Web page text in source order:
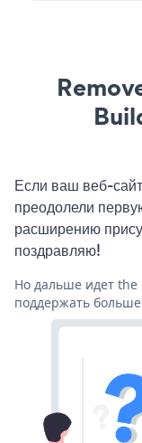
Если ваш веб-
преодолели
расширению
поздравляю!
Но дальше идет the
поддержать больше